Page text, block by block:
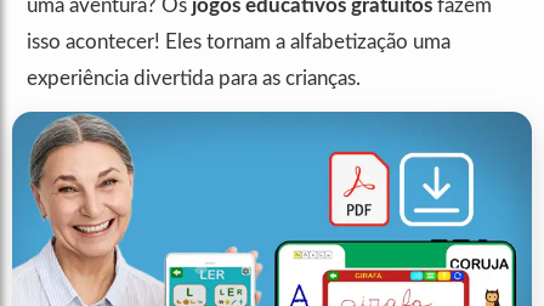
uma aventura? Os jogos educativos gratuitos fazem
isso acontecer! Eles tornam a alfabetização uma
experiência divertida para as crianças.